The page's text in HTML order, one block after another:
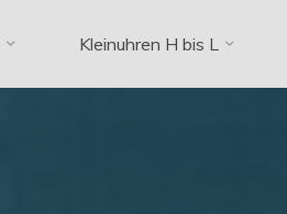
Kleinuhren H bis L